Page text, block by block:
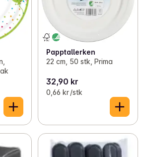
Papptallerken
22 cm, 50 stk, Prima
32,90 kr
0,66 kr /stk